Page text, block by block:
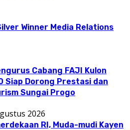
Winner Media Relations
Cabang FAJI Kulon
Siap Dorong Prestasi dan
Sungai Progo
2026
RI, Muda-mudi Kayen